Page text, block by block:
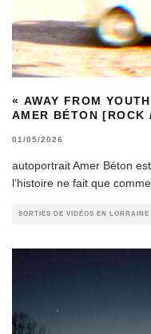
« AWAY FROM
AMER BÉTON [ROCK
01/05/2026
autoportrait Amer Béton
l’histoire ne fait que
SORTIES DE VIDÉOS EN LORRAINE